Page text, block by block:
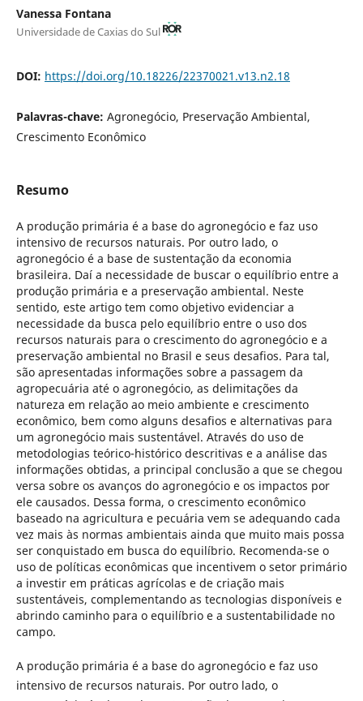
Vanessa Fontana
Universidade de Caxias do Sul
DOI: https://doi.org/10.18226/22370021.v13.n2.18
Palavras-chave: Agronegócio, Preservação Ambiental,
Crescimento Econômico
Resumo
A produção primária é a base do agronegócio e faz uso
intensivo de recursos naturais. Por outro lado, o
agronegócio é a base de sustentação da economia
brasileira. Daí a necessidade de buscar o equilíbrio entre a
produção primária e a preservação ambiental. Neste
sentido, este artigo tem como objetivo evidenciar a
necessidade da busca pelo equilíbrio entre o uso dos
recursos naturais para o crescimento do agronegócio e a
preservação ambiental no Brasil e seus desafios. Para tal,
são apresentadas informações sobre a passagem da
agropecuária até o agronegócio, as delimitações da
natureza em relação ao meio ambiente e crescimento
econômico, bem como alguns desafios e alternativas para
um agronegócio mais sustentável. Através do uso de
metodologias teórico-histórico descritivas e a análise das
informações obtidas, a principal conclusão a que se chegou
versa sobre os avanços do agronegócio e os impactos por
ele causados. Dessa forma, o crescimento econômico
baseado na agricultura e pecuária vem se adequando cada
vez mais às normas ambientais ainda que muito mais possa
ser conquistado em busca do equilíbrio. Recomenda-se o
uso de políticas econômicas que incentivem o setor primário
a investir em práticas agrícolas e de criação mais
sustentáveis, complementando as tecnologias disponíveis e
abrindo caminho para o equilíbrio e a sustentabilidade no
campo.
A produção primária é a base do agronegócio e faz uso
intensivo de recursos naturais. Por outro lado, o